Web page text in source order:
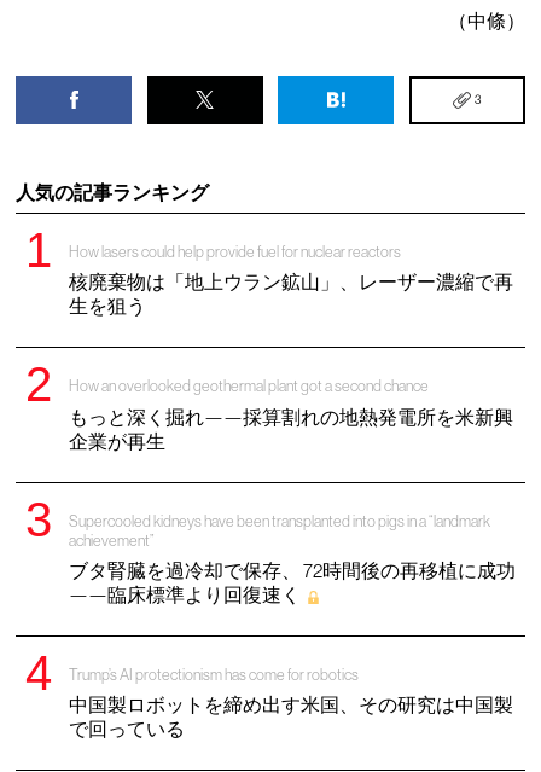
（中條）
3
人気の記事ランキング
How lasers could help provide fuel for nuclear reactors
核廃棄物は「地上ウラン鉱山」、レーザー濃縮で再
生を狙う
How an overlooked geothermal plant got a second chance
もっと深く掘れ——採算割れの地熱発電所を米新興
企業が再生
Supercooled kidneys have been transplanted into pigs in a “landmark
achievement”
ブタ腎臓を過冷却で保存、 72時間後の再移植に成功
——臨床標準より回復速く
Trump’s AI protectionism has come for robotics
中国製ロボットを締め出す米国、その研究は中国製
で回っている